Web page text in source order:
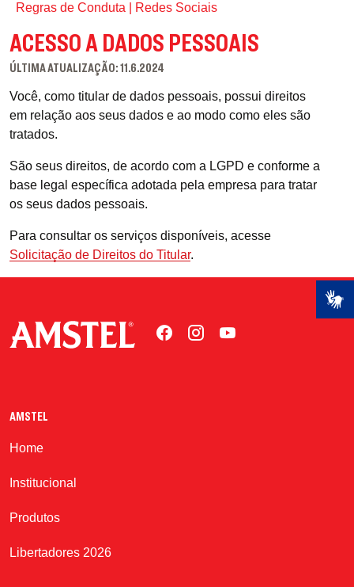
AMSTEL APOIA O
CONSUMO
CONSCIENTE
Você tem mais de
18 anos?
NÃO SIM
Regras de Conduta | Redes Sociais
ACESSO A DADOS PESSOAIS
ÚLTIMA ATUALIZAÇÃO: 11.6.2024
Você, como titular de dados pessoais, possui direitos
em relação aos seus dados e ao modo como eles são
tratados.
São seus direitos, de acordo com a LGPD e conforme a
base legal específica adotada pela empresa para tratar
os seus dados pessoais.
Para consultar os serviços disponíveis, acesse
Solicitação de Direitos do Titular.
AMSTEL
Home
Institucional
Produtos
Libertadores 2026